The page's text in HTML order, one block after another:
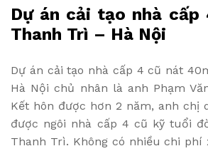
Dự án cải tạo nhà
Thanh Trì – Hà Nội
Dự án cải tạo nhà cấp 4 cũ nát
Hà Nội chủ nhân là anh Phạm
Kết hôn được hơn 2 năm, anh chị
được ngôi nhà cấp 4 cũ kỹ tuổi
Thanh Trì. Không có nhiều chi phí